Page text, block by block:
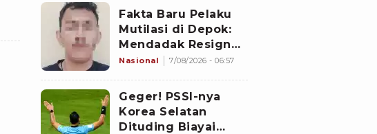
Fakta Baru Pelaku
Mutilasi di Depok:
Mendadak Resign
Kerja Goreng Piscok
di Mal
Nasional 7/08/2026 - 06:57
Geger! PSSI-nya
Korea Selatan
Dituding Biayai